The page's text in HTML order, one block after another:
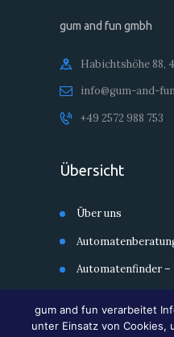
gum and fun gmbh
Habichtshöhe 88,
info@gum-and-
+49 2572 988 753
Übersicht
Über uns
Automatenfinder –
Second Hand Shop
gum and fun verarbeitet
unter Einsatz von Cookies,